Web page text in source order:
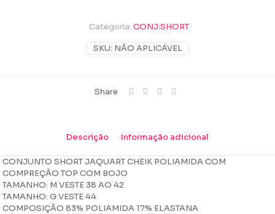
SKU: NÃO APLICÁVEL
Categoria: CONJ:SHORT
Share
Descrição Informação adicional
CONJUNTO SHORT JAQUART CHEIK POLIAMIDA COM
COMPREÇÃO TOP COM BOJO
TAMANHO: M VESTE 38 AO 42
TAMANHO: G VESTE 44
COMPOSIÇÃO 83% POLIAMIDA 17% ELASTANA